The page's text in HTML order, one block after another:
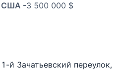
США -3 500 000 $
1-й Зачатьевский переулок,